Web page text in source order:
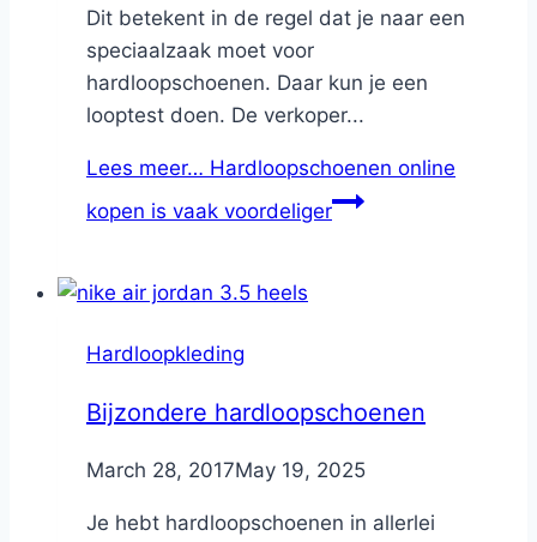
Dit betekent in de regel dat je naar een
speciaalzaak moet voor
hardloopschoenen. Daar kun je een
looptest doen. De verkoper...
Lees meer… Hardloopschoenen online
kopen is vaak voordeliger
Hardloopkleding
Bijzondere hardloopschoenen
ByNicole
March 28, 2017May 19, 2025
Je hebt hardloopschoenen in allerlei